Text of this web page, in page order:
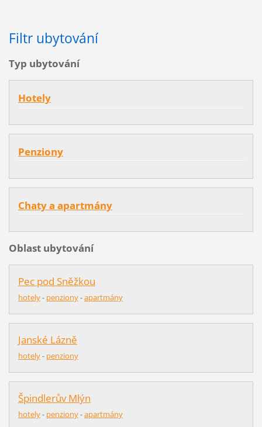
Filtr ubytování
Typ ubytování
Hotely
Penziony
Chaty a apartmány
Oblast ubytování
Pec pod Sněžkou
hotely- penziony-apartmány
Janské Lázně
hotely- penziony
Špindlerův Mlýn
hotely- penziony-apartmány